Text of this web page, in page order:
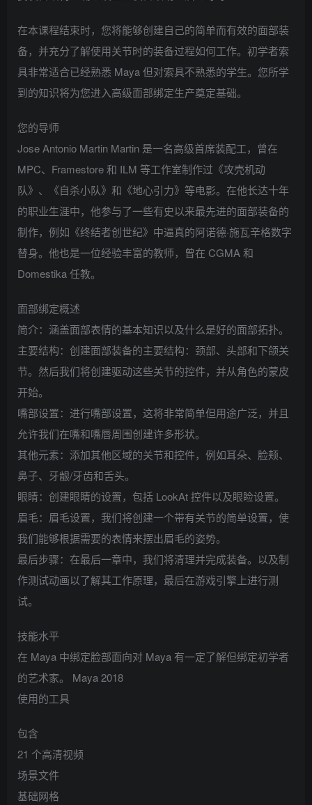
在本课程结束时，您将能够创建自己的简单而有效的面部装
备，并充分了解使用关节时的装备过程如何工作。初学者索
具非常适合已经熟悉 Maya 但对索具不熟悉的学生。您所学
到的知识将为您进入高级面部绑定生产奠定基础。
您的导师
Jose Antonio Martin Martin 是一名高级首席装配工，曾在
MPC、Framestore 和 ILM 等工作室制作过《攻壳机动
队》、《自杀小队》和《地心引力》等电影。在他长达十年
的职业生涯中，他参与了一些有史以来最先进的面部装备的
制作，例如《终结者创世纪》中逼真的阿诺德·施瓦辛格数字
替身。他也是一位经验丰富的教师，曾在 CGMA 和
Domestika 任教。
面部绑定概述
简介：涵盖面部表情的基本知识以及什么是好的面部拓扑。
主要结构：创建面部装备的主要结构：颈部、头部和下颌关
节。然后我们将创建驱动这些关节的控件，并从角色的蒙皮
开始。
嘴部设置：进行嘴部设置，这将非常简单但用途广泛，并且
允许我们在嘴和嘴唇周围创建许多形状。
其他元素：添加其他区域的关节和控件，例如耳朵、脸颊、
鼻子、牙龈/牙齿和舌头。
眼睛：创建眼睛的设置，包括 LookAt 控件以及眼睑设置。
眉毛：眉毛设置，我们将创建一个带有关节的简单设置，使
我们能够根据需要的表情来摆出眉毛的姿势。
最后步骤：在最后一章中，我们将清理并完成装备。以及制
作测试动画以了解其工作原理，最后在游戏引擎上进行测
试。
技能水平
在 Maya 中绑定脸部面向对 Maya 有一定了解但绑定初学者
的艺术家。 Maya 2018
使用的工具
包含
21 个高清视频
场景文件
基础网格